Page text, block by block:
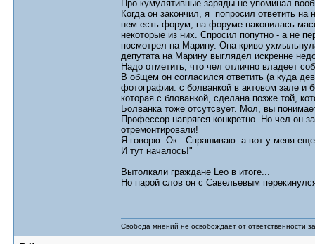
Про кумулятивные заряды не упоминал
Когда он закончил, я попросил ответить
нем есть форум, на форуме накопилась
некоторые из них. Спросил попутно - а не
посмотрел на Марину. Она криво
депутата на Марину выглядел искренне
Надо отметить, что чел отлично владеет
В общем он согласился ответить (а куда
фотографии: с болванкой в актовом зале и
которая с блованкой, сделана позже той,
Болванка тоже отсутсвует. Мол, вы
Профессор напрягся конкретно. Но чел он
отремонтировали!
Я говорю: Ок Спрашиваю: а вот у меня еще
И тут началось!"
Вытолкали граждане Leo в итоге...
Но парой слов он с Савельевым
Свобода мнений не освобождает от ответственности